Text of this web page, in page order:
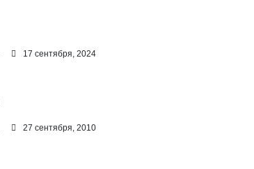
17 сентября, 2024
27 сентября, 2010